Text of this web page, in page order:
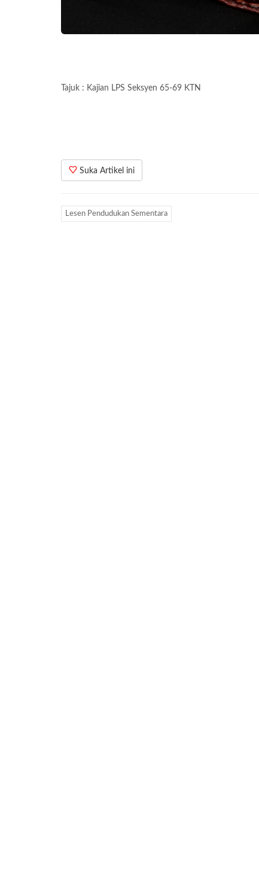
Tajuk : Kajian LPS Seksyen 65-69 KTN
Suka Artikel ini
Lesen Pendudukan Sementara